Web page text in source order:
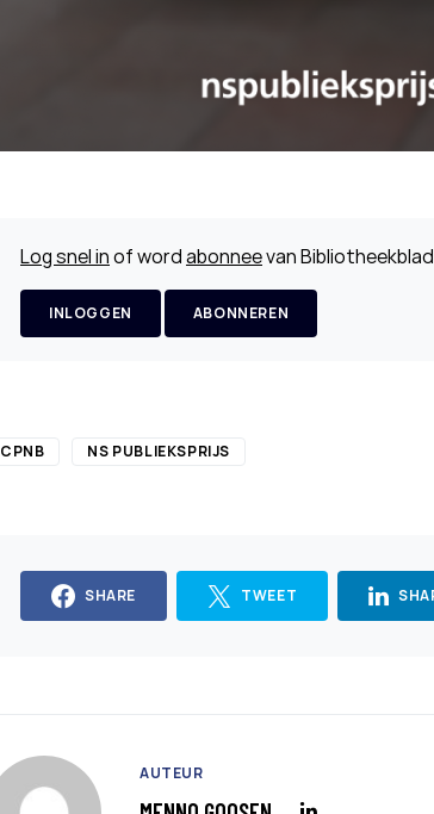
Log snel inof wordabonneevan Bibliotheekblad
INLOGGEN ABONNEREN
CPNB NS PUBLIEKSPRIJS
SHARE TWEET
AUTEUR